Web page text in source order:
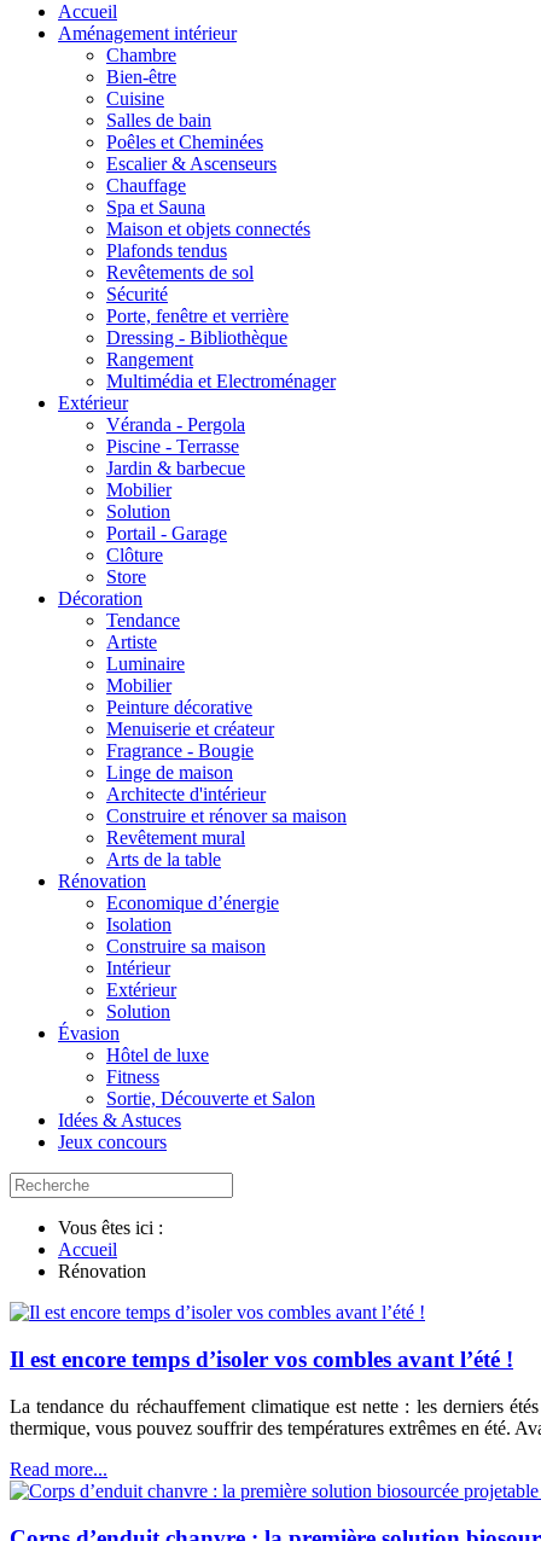
Accueil
Aménagement intérieur
Chambre
Bien-être
Cuisine
Salles de bain
Poêles et Cheminées
Escalier & Ascenseurs
Chauffage
Spa et Sauna
Maison et objets connectés
Plafonds tendus
Revêtements de sol
Sécurité
Porte, fenêtre et verrière
Dressing - Bibliothèque
Rangement
Multimédia et Electroménager
Extérieur
Véranda - Pergola
Piscine - Terrasse
Jardin & barbecue
Mobilier
Solution
Portail - Garage
Clôture
Store
Décoration
Tendance
Artiste
Luminaire
Mobilier
Peinture décorative
Menuiserie et créateur
Fragrance - Bougie
Linge de maison
Architecte d'intérieur
Construire et rénover sa maison
Revêtement mural
Arts de la table
Rénovation
Economique d’énergie
Isolation
Construire sa maison
Intérieur
Extérieur
Solution
Évasion
Hôtel de luxe
Fitness
Sortie, Découverte et Salon
Idées & Astuces
Jeux concours
Vous êtes ici :
Accueil
Rénovation
Il est encore temps d’isoler vos combles avant l’été !
La tendance du réchauffement climatique est nette : les derniers
thermique, vous pouvez souffrir des températures extrêmes en été.
Read more...